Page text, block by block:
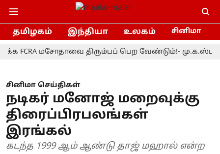
தமிழகம் இந்தியா உலகம் சினிமா
மசோதாவை திரும்பப் பெற வேண்டும்!- மு.க.ஸ்டாலின்
சினிமா செய்திகள்
நடிகர் மனோஜ் மறைவுக்கு
திரைப்பிரபலங்கள்
இரங்கல்
கடந்த 1999 ஆம் ஆண்டு தாஜ் மஹால் என்ற